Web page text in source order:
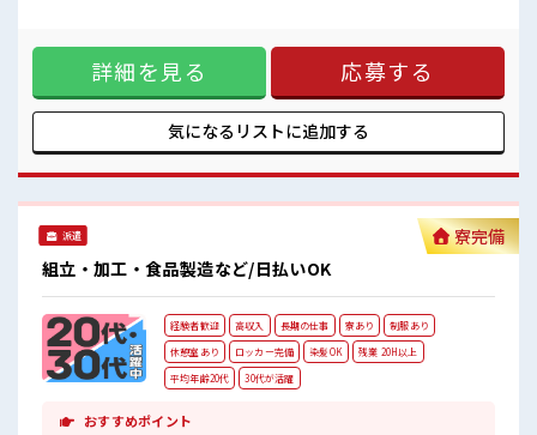
休憩室で自分タイム！
のんびりスマホチェック♪
なども相談しやすいですね！ ≪経験者優遇≫ これまでの経験
を活かしませんか？ ブランクがあっても大丈夫♪ 経験はちょ
っとだけ…という方もOK！ ≪残業で稼げる≫ 高収入を希望
される方にオススメ。 残業は月20時間以上あります♪ ≪ヘア
カラーOKで自由な雰囲気の職場≫ 明るすぎたり奇抜でなけれ
ば基本的に自由！ (規定有)≪機能的な制服アリ≫ 制服がある
れば多少のヘアカラーもOKなのはウレシイPoint☆ 20代の若
い世代がたくさん活躍中の活気ある職場！ 休憩室で自分タイ
詳細を見る 応募する
気になるリストに追加する
派遣
組立・加工・食品製造など/日払いOK
寮完備
経験者歓迎 高収入 長期の仕事 寮あり
制服あり
休憩室あり
ロッカー完備 染髪OK
残業 20H以上
平均年齢20代
30代が活躍
おすすめポイント